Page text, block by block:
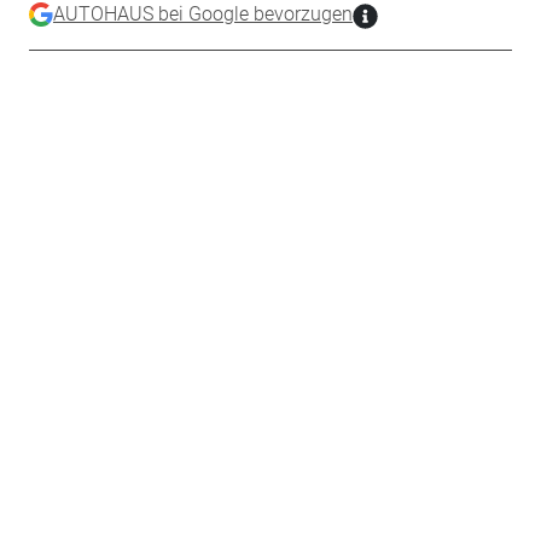
AUTOHAUS bei Google bevorzugen